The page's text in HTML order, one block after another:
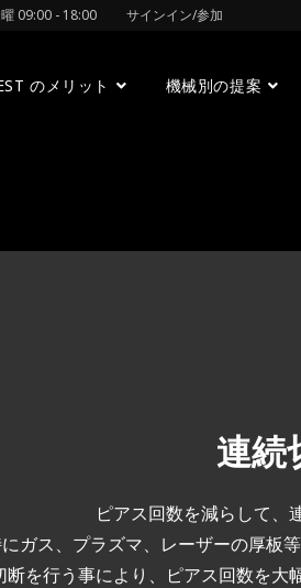
曜 09:00 - 18:00 サインイン/参加
のメリット 機械別の提案
連続
ピアス回数を減らして、
ガス、プラズマ、レーザーの厚板
断を行う事により、ピアス回数を大